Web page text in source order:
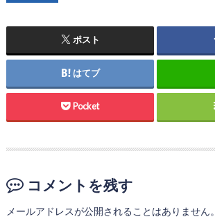
ポスト
はてブ
Pocket
コメントを残す
メールアドレスが公開されることはありません。